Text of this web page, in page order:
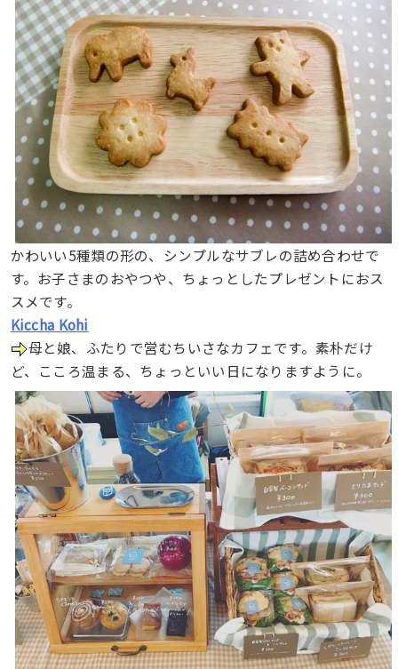
かわいい5種類の形の、シンプルなサブレの詰め合わせで
す。お子さまのおやつや、ちょっとしたプレゼントにおス
スメです。
Kiccha Kohi
母と娘、ふたりで営むちいさなカフェです。素朴だけ
ど、こころ温まる、ちょっといい日になりますように。